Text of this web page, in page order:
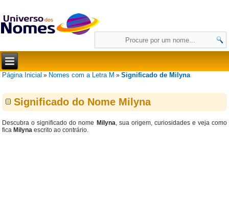
Página Inicial » Nomes com a Letra M »Significado de Milyna
Significado do Nome Milyna
Descubra o significado do nome Milyna, sua origem, curiosidades e veja como
fica Milyna escrito ao contrário.